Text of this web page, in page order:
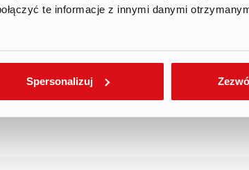
te informacje z innymi danymi
Spersonalizuj
the Company in an appendix.
Facebook
Twitter
Gmail